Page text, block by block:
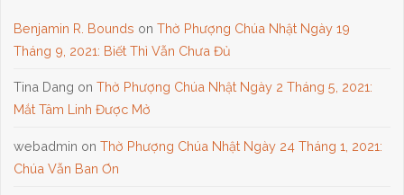
Benjamin R. Bounds onThờ Phượng Chúa Nhật Ngày 19
Tháng 9, 2021: Biết Thì Vẫn Chưa Đủ
Tina Dang onThờ Phượng Chúa Nhật Ngày 2 Tháng 5, 2021:
Mắt Tâm Linh Được Mở
webadmin onThờ Phượng Chúa Nhật Ngày 24 Tháng 1, 2021:
Chúa Vẫn Ban Ơn